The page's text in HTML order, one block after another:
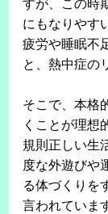
すが、この時
にもなりやす
疲労や睡眠不
と、熱中症の
そこで、本格
くことが理想
規則正しい生
度な外遊びや
る体づくりを
言われていま